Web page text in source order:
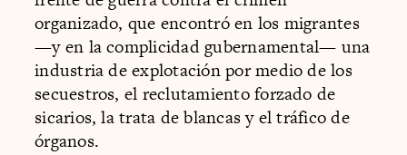
organizado, que encontró en los migrantes
—y en la complicidad gubernamental— una
industria de explotación por medio de los
secuestros, el reclutamiento forzado de
sicarios, la trata de blancas y el tráfico de
órganos.